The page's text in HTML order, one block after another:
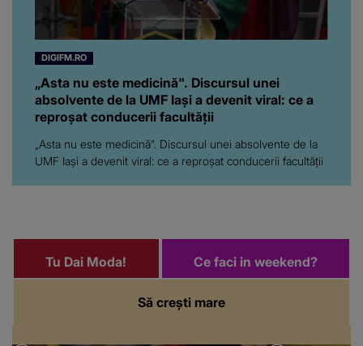
DIGIFM.RO
„Asta nu este medicină". Discursul unei
absolvente de la UMF Iași a devenit viral: ce a
reproșat conducerii facultății
„Asta nu este medicină". Discursul unei absolvente de la
UMF Iași a devenit viral: ce a reproșat conducerii facultății
Să crești mare
Tu Dai Moda! Ce faci in weekend?